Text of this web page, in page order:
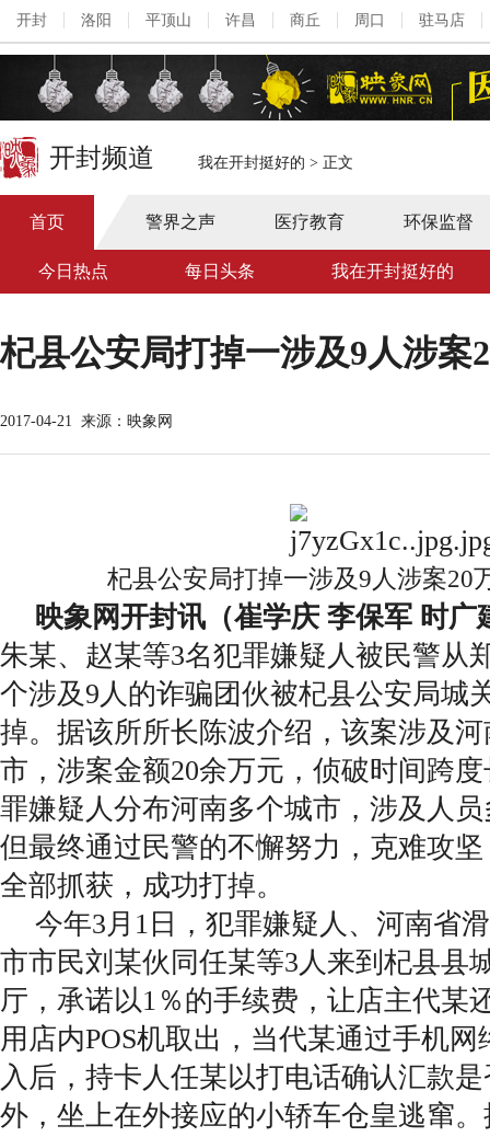
开封 洛阳 平顶山 许昌 商丘 周口 驻马店
开封频道 我在开封挺好的 > 正文
首页 警界之声 医疗教育 环保监督
今日热点 每日头条 我在开封挺好的
杞县公安局打掉一涉及9人涉案
2017-04-21 来源：映象网
杞县公安局打掉一涉及9人涉案20
映象网开封讯（崔学庆 李保军 时广
朱某、赵某等3名犯罪嫌疑人被民警从
个涉及9人的诈骗团伙被杞县公安局城
掉。据该所所长陈波介绍，该案涉及
市，涉案金额20余万元，侦破时间跨
罪嫌疑人分布河南多个城市，涉及人
但最终通过民警的不懈努力，克难攻
全部抓获，成功打掉。
今年3月1日，犯罪嫌疑人、河南省
市市民刘某伙同任某等3人来到杞县县
厅，承诺以1％的手续费，让店主代某
用店内POS机取出，当代某通过手机
入后，持卡人任某以打电话确认汇款
外，坐上在外接应的小轿车仓皇逃窜